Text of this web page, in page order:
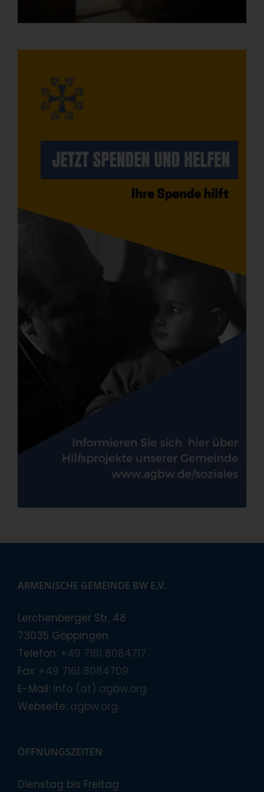
ARMENISCHE GEMEINDE BW E.V.
Lerchenberger Str. 48
73035 Göppingen
Telefon: +49 7161 8084717
Fax: +49 7161 8084709
E-Mail: info (at) agbw.org
Webseite: agbw.org
ÖFFNUNGSZEITEN
Dienstag bis Freitag